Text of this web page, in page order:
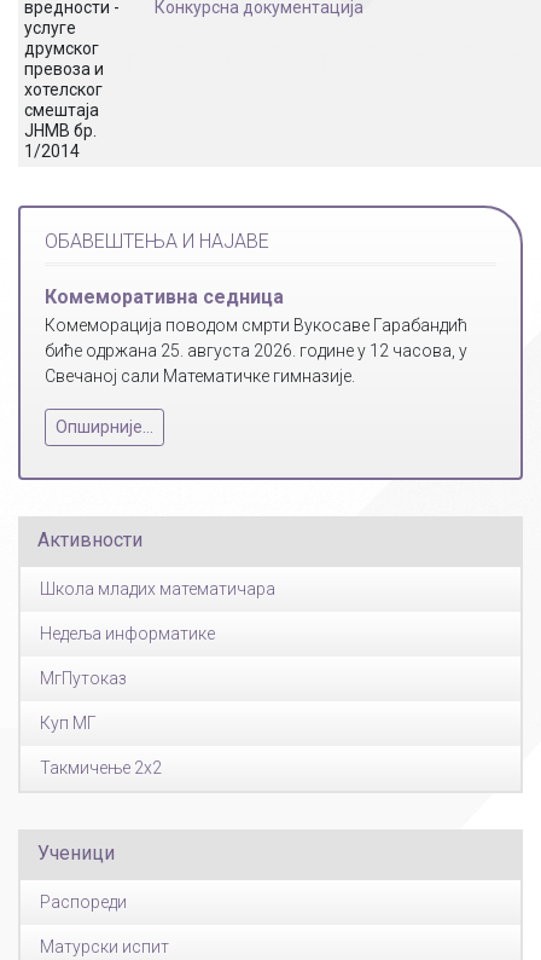
вредности -
услуге
друмског
превоза и
хотелског
смештаја
ЈНМВ бр.
1/2014
Конкурсна документација
ОБАВЕШТЕЊА И НАЈАВЕ
Комеморативна седница
Комеморација поводом смрти Вукосаве Гарабандић
биће одржана 25. августа 2026. године у 12 часова, у
Свечаној сали Математичке гимназије.
Опширније...
Активности
Школа младих математичара
Недеља информатике
МгПутоказ
Куп МГ
Такмичење 2x2
Ученици
Распореди
Матурски испит